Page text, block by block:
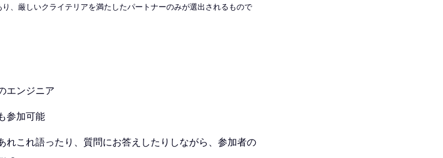
、厳しいクライテリアを満たしたパートナーのみが選出されるもので
エンジニア
参加可能
れこれ語ったり、質問にお答えしたりしながら、参加者の